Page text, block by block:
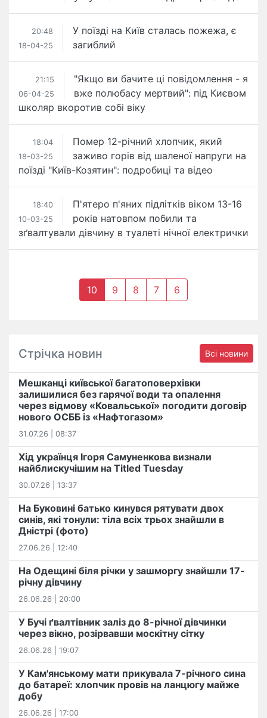
20:48
18-04-25
У поїзді на Київ сталась пожежа, є
загиблий
21:15
06-04-25
"Якщо ви бачите ці повідомлення - я
вже полюбасу мертвий": під Києвом
школяр вкоротив собі віку
18:04
18-03-25
Помер 12-річний хлопчик, який
заживо горів від шаленої напруги на
поїзді "Київ-Козятин": подробиці та відео
18:40
10-03-25
П'ятеро п'яних підлітків віком 13-16
років натовпом побили та
зґвалтували дівчину в туалеті нічної електрички
10 9 8 7 6
Стрічка новин Всі новини
Мешканці київської багатоповерхівки
залишилися без гарячої води та опалення
через відмову «Ковальської» погодити договір
нового ОСББ із «Нафтогазом»
31.07.26 | 08:37
Хід українця Ігоря Самуненкова визнали
найблискучішим на Titled Tuesday
30.07.26 | 13:37
На Буковині батько кинувся рятувати двох
синів, які тонули: тіла всіх трьох знайшли в
Дністрі (фото)
27.06.26 | 12:40
На Одещині біля річки у зашморгу знайшли 17-
річну дівчину
26.06.26 | 20:00
У Бучі ґвалтівник заліз до 8-річної дівчинки
через вікно, розірвавши москітну сітку
26.06.26 | 19:07
У Кам'янському мати прикувала 7-річного сина
до батареї: хлопчик провів на ланцюгу майже
добу
26.06.26 | 17:00